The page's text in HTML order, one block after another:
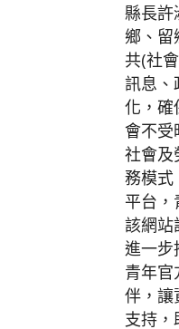
縣長許
鄉、留
共(社
訊息、
化，確
會不受
社會及
務模式
平台，
該網站
進一步
青年
伴，讓
支持，